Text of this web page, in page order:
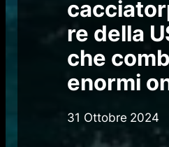
re della
che
enormi
31 Ottobre 2024